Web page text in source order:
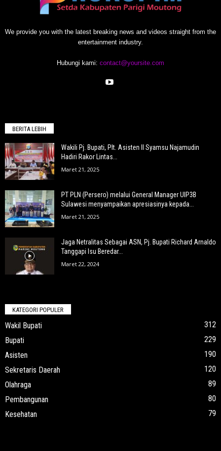
We provide you with the latest breaking news and videos straight from the
entertainment industry.
Hubungi kami: contact@yoursite.com
BERITA LEBIH
Wakili Pj. Bupati, Plt. Asisten II Syamsu Najamudin
Hadiri Rakor Lintas...
Maret 21, 2025
PT PLN (Persero) melalui General Manager UIP3B
Sulawesi menyampaikan apresiasinya kepada...
Maret 21, 2025
Jaga Netralitas Sebagai ASN, Pj. Bupati Richard Arnaldo
Tanggapi Isu Beredar...
Maret 22, 2024
KATEGORI POPULER
Wakil Bupati
312
Bupati
229
Asisten
190
Sekretaris Daerah
120
Olahraga
89
Pembangunan
80
Kesehatan
79